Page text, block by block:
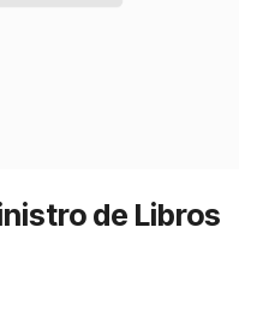
de Libros